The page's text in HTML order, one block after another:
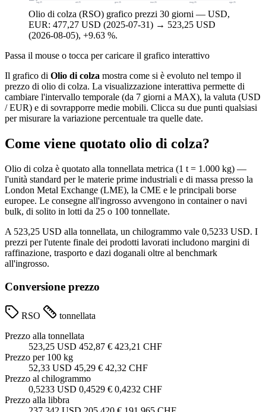
lug 25 ott 25 gen 26 mar 26 mag 26 ago 26
Olio di colza (RSO) grafico prezzi 30 giorni — USD,
EUR: 477,27 USD (2025-07-31) → 523,25 USD
(2026-08-05), +9.63 %.
Passa il mouse o tocca per caricare il grafico interattivo
Il grafico di Olio di colza mostra come si è evoluto nel tempo il
prezzo di olio di colza. La visualizzazione interattiva permette di
cambiare l'intervallo temporale (da 7 giorni a MAX), la valuta (USD
/ EUR) e di sovrapporre medie mobili. Clicca su due punti qualsiasi
per misurare la variazione percentuale tra quelle date.
Come viene quotato olio di colza?
Olio di colza è quotato alla tonnellata metrica (1 t = 1.000 kg) —
l'unità standard per le materie prime industriali e di massa presso la
London Metal Exchange (LME), la CME e le principali borse
europee. Le consegne all'ingrosso avvengono in container o navi
bulk, di solito in lotti da 25 o 100 tonnellate.
A 523,25 USD alla tonnellata, un chilogrammo vale 0,5233 USD. I
prezzi per l'utente finale dei prodotti lavorati includono margini di
raffinazione, trasporto e dazi doganali oltre al benchmark
all'ingrosso.
Conversione prezzo
RSO
tonnellata
Prezzo alla tonnellata
523,25 USD 452,87 € 423,21 CHF
Prezzo per 100 kg
52,33 USD 45,29 € 42,32 CHF
Prezzo al chilogrammo
0,5233 USD 0,4529 € 0,4232 CHF
Prezzo alla libbra